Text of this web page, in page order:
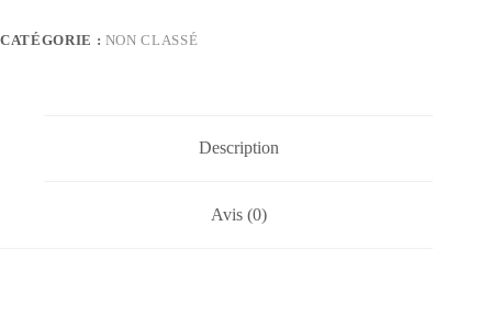
Contenu
CATÉGORIE : NON CLASSÉ
Description
Avis (0)